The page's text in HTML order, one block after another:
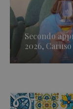
Secondo
2026,